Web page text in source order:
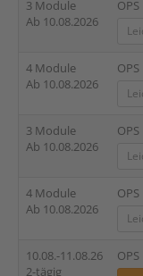
3 Module
Ab 10.08.2026
4 Module
Ab 10.08.2026
3 Module
Ab 10.08.2026
4 Module
Ab 10.08.2026
10.08.-11.08.26
2-tägig